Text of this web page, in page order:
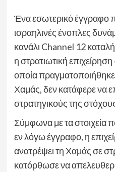
Ένα εσωτερικό έγγραφο
ισραηλινές ένοπλες
κανάλι Channel 12
η στρατιωτική
οποία πραγματοποιήθηκε
Χαμάς, δεν κατάφερε να
στρατηγικούς της
Σύμφωνα με τα στοιχεία
εν λόγω έγγραφο, η
ανατρέψει τη Χαμάς σε
κατόρθωσε να